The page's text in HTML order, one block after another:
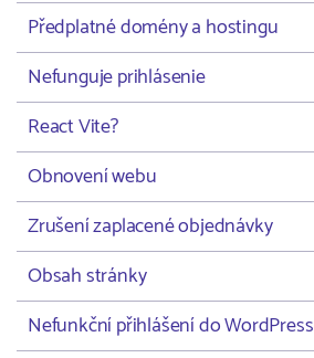
Předplatné domény a hostingu
Nefunguje prihlásenie
React Vite?
Obnovení webu
Zrušení zaplacené objednávky
Obsah stránky
Nefunkční přihlášení do WordPress